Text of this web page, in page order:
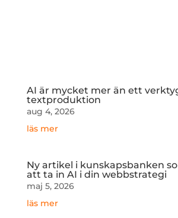
AI är mycket mer än ett
textproduktion
aug 4, 2026
läs mer
Ny artikel i kunskapsbanken
att ta in AI i din webbstrategi
maj 5, 2026
läs mer